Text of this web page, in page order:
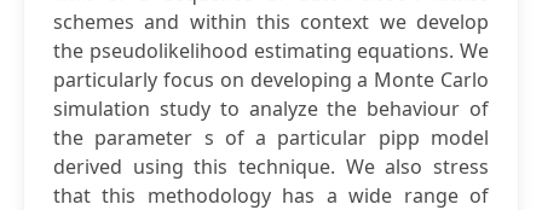
schemes and within this context we develop
the pseudolikelihood estimating equations. We
particularly focus on developing a Monte Carlo
simulation study to analyze the behaviour of
the parameter s of a particular pipp model
derived using this technique. We also stress
that this methodology has a wide range of